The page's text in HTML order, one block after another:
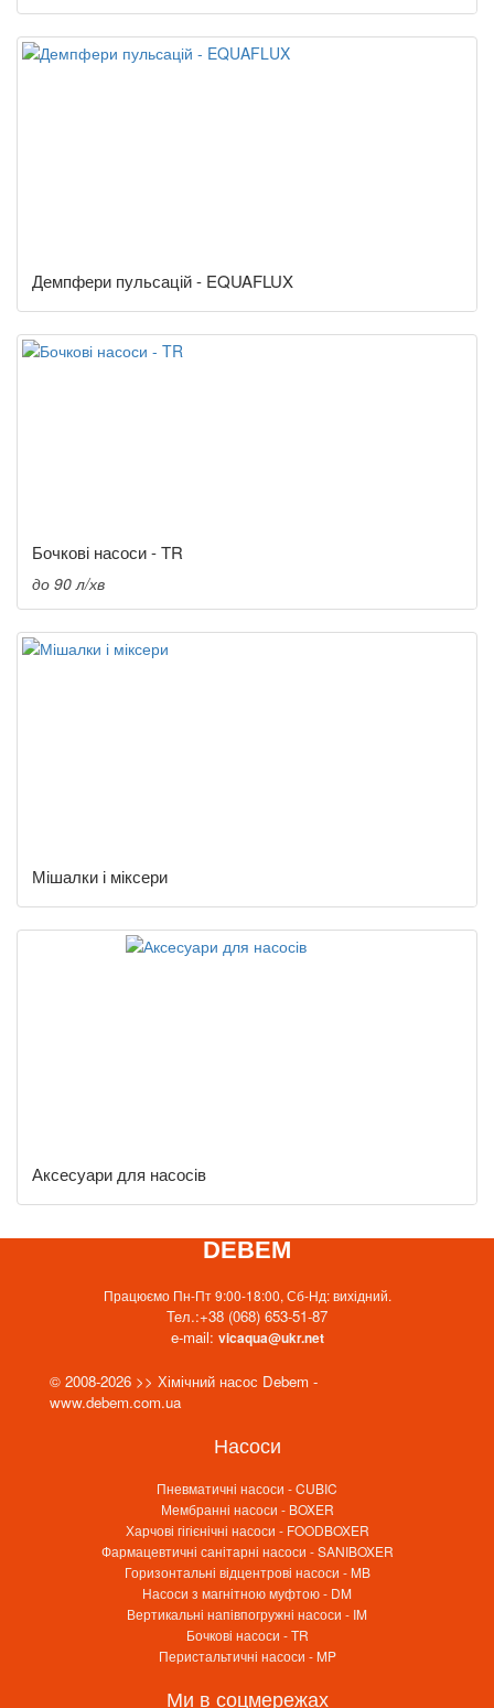
Демпфери пульсацій - EQUAFLUX
Бочкові насоси - TR
до 90 л/хв
Мішалки і міксери
Аксесуари для насосів
DEBEM
Працюємо Пн-Пт 9:00-18:00, Сб-Нд: вихідний.
Тел.:+38 (068) 653-51-87
e-mail: vicaqua@ukr.net
© 2008-2026 >> Хімічний насос Debem -
www.debem.com.ua
Насоси
Пневматичні насоси - CUBIC
Мембранні насоси - BOXER
Харчові гігієнічні насоси - FOODBOXER
Фармацевтичні санітарні насоси - SANIBOXER
Горизонтальні відцентрові насоси - MB
Насоси з магнітною муфтою - DM
Вертикальні напівпогружні насоси - IM
Бочкові насоси - TR
Перистальтичні насоси - MP
Ми в соцмережах